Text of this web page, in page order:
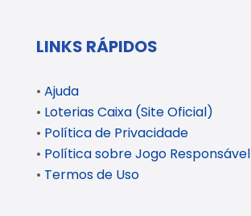
LINKS RÁPIDOS
• Ajuda
• Loterias Caixa (Site Oficial)
• Política de Privacidade
• Política sobre Jogo Responsável
• Termos de Uso